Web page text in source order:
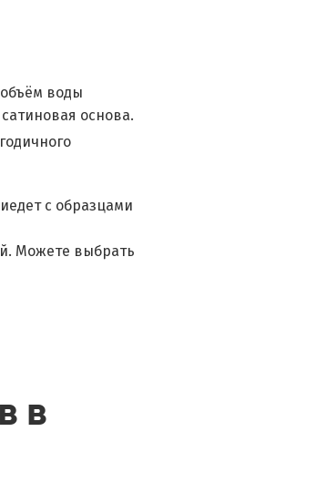
воды
основа.
с образцами
Можете выбрать
в